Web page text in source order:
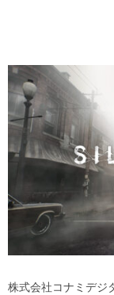
株式会社コナミデジ